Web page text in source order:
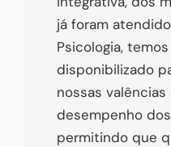
já foram
Psicologia,
disponibilizado
nossas
desempenho
permitindo que